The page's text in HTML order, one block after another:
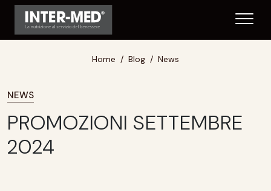
Home Blog News
NEWS
PROMOZIONI SETTEMBRE
2024